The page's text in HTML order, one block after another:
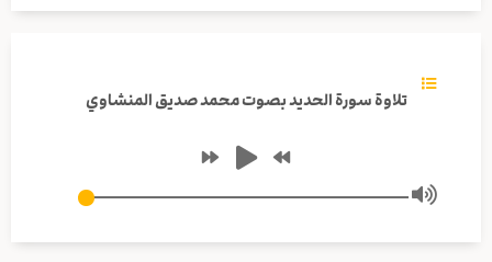
تلاوة سورة الحديد بصوت محمد صديق المنشاوي